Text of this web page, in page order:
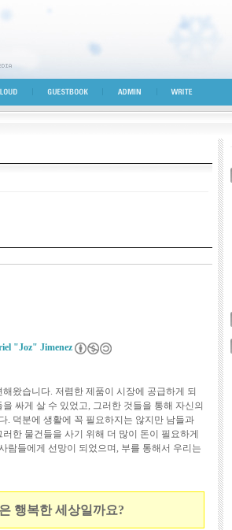
GUESTBOOK ADMIN WRITE
"Joz" Jimenez
왔습니다. 저렴한 제품이 시장에 공급하게 되
싸게 살 수 있었고, 그러한 것들을 통해 자신의
. 덕분에 생활에 꼭 필요하지는 않지만 남들과
한 물건들을 사기 위해 더 많이 돈이 필요하게
람들에게 선망이 되었으며, 부를 통해서 우리는
행복한 세상일까요?